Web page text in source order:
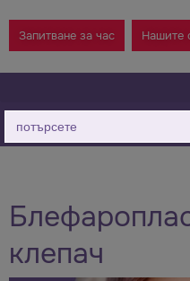
Запитване за час Нашите
Търсене
за:
клепач